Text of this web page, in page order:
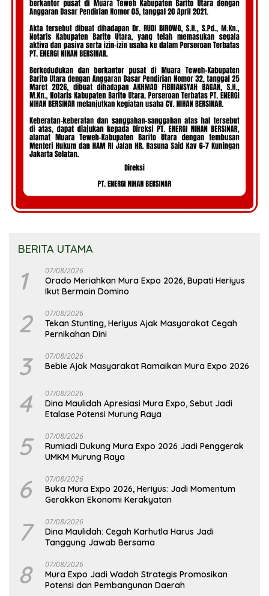
BERITA UTAMA
1 07/08/2026
Orado Meriahkan Mura Expo 2026, Bupati Heriyus
Ikut Bermain Domino
2 07/08/2026
Tekan Stunting, Heriyus Ajak Masyarakat Cegah
Pernikahan Dini
3 07/08/2026
Bebie Ajak Masyarakat Ramaikan Mura Expo 2026
4 07/08/2026
Dina Maulidah Apresiasi Mura Expo, Sebut Jadi
Etalase Potensi Murung Raya
5 07/08/2026
Rumiadi Dukung Mura Expo 2026 Jadi Penggerak
UMKM Murung Raya
6 07/08/2026
Buka Mura Expo 2026, Heriyus: Jadi Momentum
Gerakkan Ekonomi Kerakyatan
7 07/08/2026
Dina Maulidah: Cegah Karhutla Harus Jadi
Tanggung Jawab Bersama
8 07/08/2026
Mura Expo Jadi Wadah Strategis Promosikan
Potensi dan Pembangunan Daerah